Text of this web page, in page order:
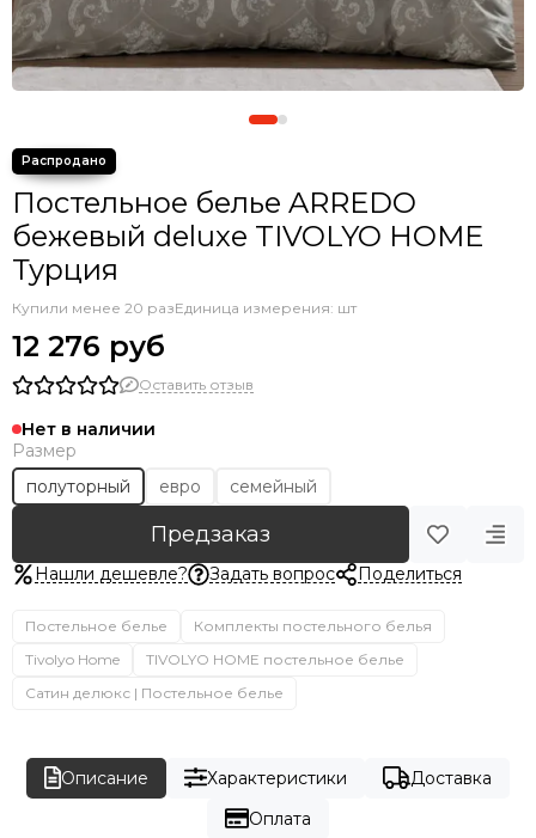
Постельное белье ARREDO
бежевый deluxe TIVOLYO HOME
Турция
Купили менее 20 разЕдиница измерения: шт
12 276 руб
Оставить отзыв
Нет в наличии
Размер
полуторный
евро семейный
Предзаказ
Нашли дешевле? Задать вопрос Поделиться
Постельное белье
Комплекты постельного белья
Tivolyo Home
TIVOLYO HOME постельное белье
Сатин делюкс | Постельное белье
Описание Характеристики
Доставка
Оплата